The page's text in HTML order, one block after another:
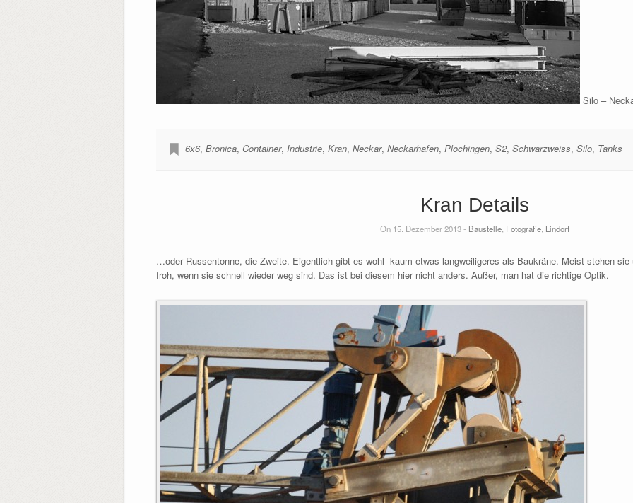
Silo –
6x6, Bronica, Container, Industrie, Kran, Neckar, Neckarhafen, Plochingen, S2, Schwarzweiss, Silo, Tanks
Kran Details
On 15. Dezember 2013 - Baustelle Fotografie Lindorf
…oder Russentonne, die Zweite. Eigentlich gibt es wohl kaum etwas langweiligeres als Baukräne. Meist stehen
froh, wenn sie schnell wieder weg sind. Das ist bei diesem hier nicht anders. Außer, man hat die richtige Optik.